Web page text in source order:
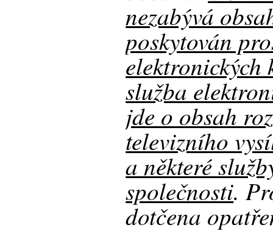
nezabývá
poskytován
služba
jde o obsah
televizního
a některé
společnosti.
dotčena